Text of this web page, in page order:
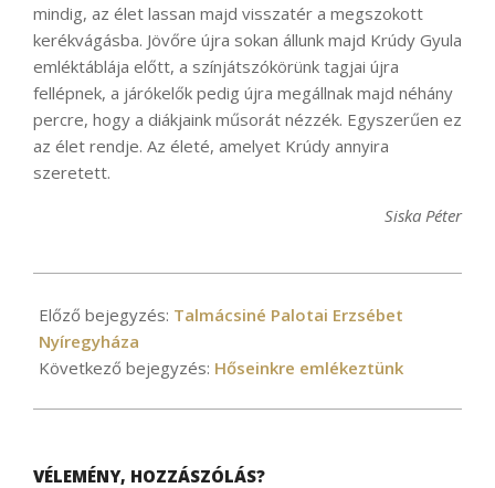
mindig, az élet lassan majd visszatér a megszokott
kerékvágásba. Jövőre újra sokan állunk majd Krúdy Gyula
emléktáblája előtt, a színjátszókörünk tagjai újra
fellépnek, a járókelők pedig újra megállnak majd néhány
percre, hogy a diákjaink műsorát nézzék. Egyszerűen ez
az élet rendje. Az életé, amelyet Krúdy annyira
szeretett.
Siska Péter
12-
10
Előző bejegyzés: Talmácsiné Palotai Erzsébet
Nyíregyháza
Következő bejegyzés: Hőseinkre emlékeztünk
VÉLEMÉNY, HOZZÁSZÓLÁS?